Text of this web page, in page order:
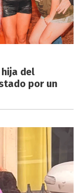
del
por un